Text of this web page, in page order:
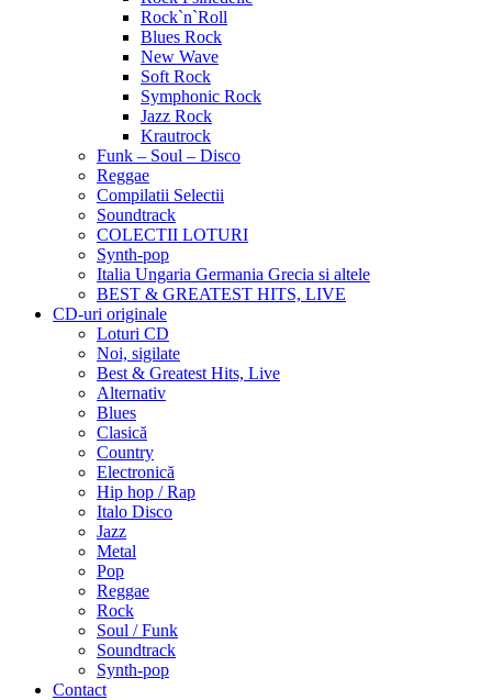
Rock`n`Roll
Blues Rock
New Wave
Soft Rock
Symphonic Rock
Jazz Rock
Krautrock
Funk – Soul – Disco
Reggae
Compilatii Selectii
Soundtrack
COLECTII LOTURI
Synth-pop
Italia Ungaria Germania Grecia si altele
BEST & GREATEST HITS, LIVE
CD-uri originale
Loturi CD
Noi, sigilate
Best & Greatest Hits, Live
Alternativ
Blues
Clasică
Country
Electronică
Hip hop / Rap
Italo Disco
Jazz
Metal
Pop
Reggae
Rock
Soul / Funk
Soundtrack
Synth-pop
Contact